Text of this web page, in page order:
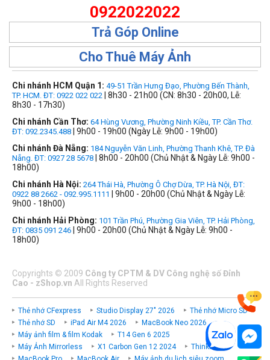
0922022022
Trả Góp Online
Cho Thuê Máy Ảnh
Chi nhánh HCM Quận 1: 49-51 Trần Hưng Đạo, Phường Bến Thành,
TP. HCM. ĐT: 0922 022 022 | 8h30 - 21h00 (CN: 8h30 - 20h00, Lễ:
8h30 - 17h30)
Chi nhánh Cần Thơ: 64 Hùng Vương, Phường Ninh Kiều, TP. Cần Thơ.
ĐT: 092.2345.488 | 9h00 - 19h00 (Ngày Lễ: 9h00 - 19h00)
Chi nhánh Đà Nẵng: 184 Nguyễn Văn Linh, Phường Thanh Khê, TP. Đà
Nẵng. ĐT: 0927 28 5678 | 8h00 - 20h00 (Chủ Nhật & Ngày Lễ: 9h00 -
18h00)
Chi nhánh Hà Nội: 264 Thái Hà, Phường Ô Chợ Dừa, TP. Hà Nội, ĐT:
0922 88 2662 - 092.995.1111
| 9h00 - 20h00 (Chủ Nhật & Ngày Lễ:
9h00 - 18h00)
Chi nhánh Hải Phòng: 101 Trần Phú, Phường Gia Viên, TP. Hải Phòng,
ĐT: 0835 091 246 | 9h00 - 20h00 (Chủ Nhật & Ngày Lễ: 9h00 -
18h00)
Copyrights © 2009 Công ty CPTM & DV Công nghệ số Đỉnh
Cao - zShop.vn All Rights Reserved
Thẻ nhớ CFexpress Studio Display 27" 2026
Thẻ nhớ Micro SD
Thẻ nhớ SD
iPad Air M4 2026
MacBook Neo 2026
Máy ảnh film & film Kodak
T14 Gen 6 2025
Máy Ảnh Mirrorless
X1 Carbon Gen 12 2024
ThinkPad P